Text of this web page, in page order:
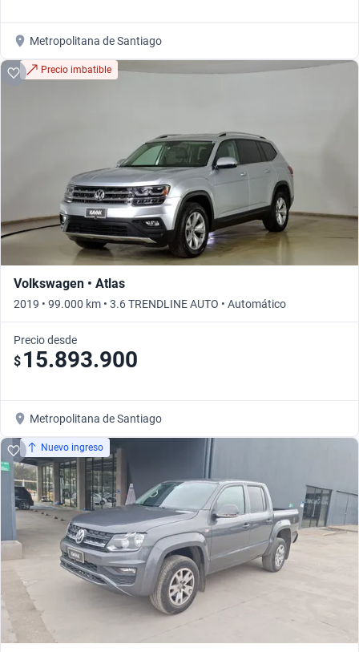
Metropolitana de Santiago
Precio imbatible
Volkswagen • Atlas
2019 • 99.000 km • 3.6 TRENDLINE AUTO • Automático
Precio desde
$ 15.893.900
Metropolitana de Santiago
Nuevo ingreso